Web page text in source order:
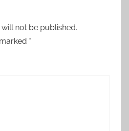
not be published.
*